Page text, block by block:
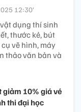
12:30’
dụng thí sinh
thước kẻ, bút
vẽ hình, máy
thảo văn bản và
10% giá vé
thi đại học